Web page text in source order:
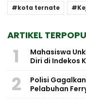
kota ternate
ARTIKEL
1
Mahasiswa
Diri di Indekos
2
Polisi
Pelabuhan